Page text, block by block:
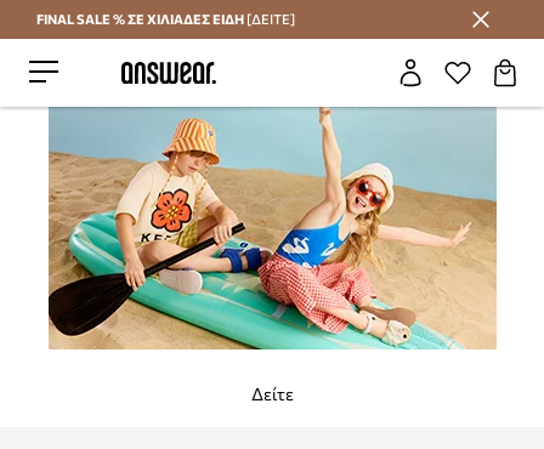
Εξοικονομήστε με το Answear Club
FINAL SALE % ΣΕ ΧΙΛΙΑΔΕΣ ΕΙΔΗ [ΔΕΙΤΕ]
Δείτε